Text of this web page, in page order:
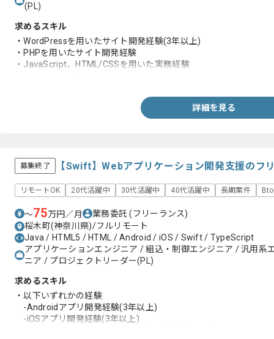
(PL)
求めるスキル
・WordPressを用いたサイト開発経験(3年以上)
・PHPを用いたサイト開発経験
・JavaScript、HTML/CSSを用いた実務経験
詳細を見る
募集終了 【Swift】Webアプリケーション開発支援のフ
リモートOK 20代活躍中 30代活躍中 40代活躍中 長期案件
〜75万円／月 業務委託(フリーランス)
桜木町(神奈川県)/フルリモート
Java / HTML5 / HTML / Android / iOS / Swift / TypeScript
アプリケーションエンジニア / 組込・制御エンジニア / 汎用系
ニア / プロジェクトリーダー(PL)
求めるスキル
・以下いずれかの経験
-Androidアプリ開発経験(3年以上)
-iOSアプリ開発経験(3年以上)